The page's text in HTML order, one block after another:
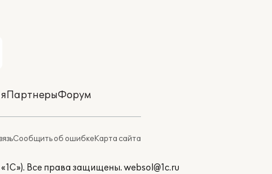
ПартнерыФорум
Сообщить об ошибкеКарта сайта
Все права защищены. websol@1c.ru